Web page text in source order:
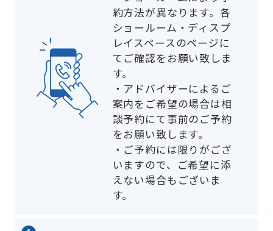
約方法が異なります。各
ショールーム・ディスプ
レイスペースのページに
てご確認をお願い致しま
す。
・ アドバイザーによるご
案内をご希望の場合は相
談予約にて事前のご予約
をお願い致します。
・ ご予約には限りがござ
いますので、ご希望に添
えない場合もございま
す。